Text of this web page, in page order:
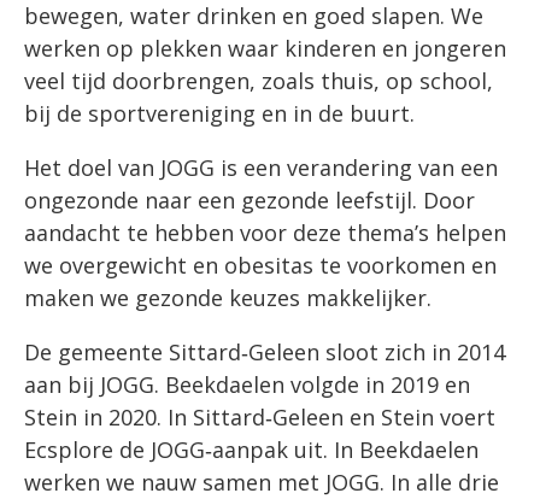
bewegen, water drinken en goed slapen. We
werken op plekken waar kinderen en jongeren
veel tijd doorbrengen, zoals thuis, op school,
bij de sportvereniging en in de buurt.
Het doel van JOGG is een verandering van een
ongezonde naar een gezonde leefstijl. Door
aandacht te hebben voor deze thema’s helpen
we overgewicht en obesitas te voorkomen en
maken we gezonde keuzes makkelijker.
De gemeente Sittard‑Geleen sloot zich in 2014
aan bij JOGG. Beekdaelen volgde in 2019 en
Stein in 2020. In Sittard‑Geleen en Stein voert
Ecsplore de JOGG‑aanpak uit. In Beekdaelen
werken we nauw samen met JOGG. In alle drie